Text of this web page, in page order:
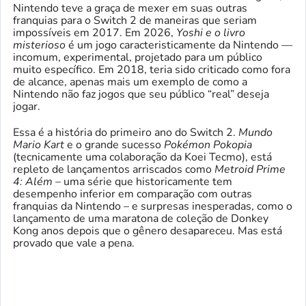
Nintendo teve a graça de mexer em suas outras
franquias para o Switch 2 de maneiras que seriam
impossíveis em 2017. Em 2026, Yoshi e o livro
misteriosoé um jogo caracteristicamente da Nintendo —
incomum, experimental, projetado para um público
muito específico. Em 2018, teria sido criticado como fora
de alcance, apenas mais um exemplo de como a
Nintendo não faz jogos que seu público “real” deseja
jogar.
Essa é a história do primeiro ano do Switch 2. Mundo
Mario Karte o grande sucesso Pokémon Pokopia
(tecnicamente uma colaboração da Koei Tecmo), está
repleto de lançamentos arriscados como Metroid Prime
4: Além – uma série que historicamente tem
desempenho inferior em comparação com outras
franquias da Nintendo – e surpresas inesperadas, como o
lançamento de uma maratona de coleção de Donkey
Kong anos depois que o gênero desapareceu. Mas está
provado que vale a pena.